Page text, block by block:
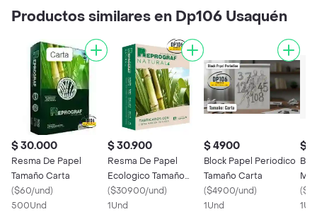
Productos similares en Dp106 Usaquén
$ 30.000
Resma De Papel
Tamaño Carta
($60/und)
500Und
$ 30.900
Resma De Papel
Ecologico Tamaño
Carta
($30900/und)
1Und
$ 4900
Block Papel Periodico
Tamaño Carta
($4900/und)
1Und
$
(